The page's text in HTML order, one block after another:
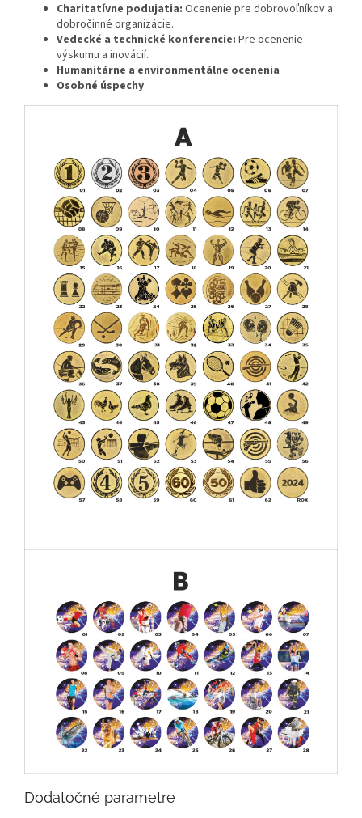
Charitatívne podujatia: Ocenenie pre dobrovoľníkov a
dobročinné organizácie.
Vedecké a technické konferencie: Pre ocenenie
výskumu a inovácií.
Humanitárne a environmentálne ocenenia
Osobné úspechy
Dodatočné parametre